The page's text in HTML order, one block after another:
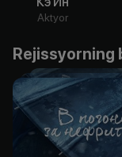
Aktyor
Rejissyorning